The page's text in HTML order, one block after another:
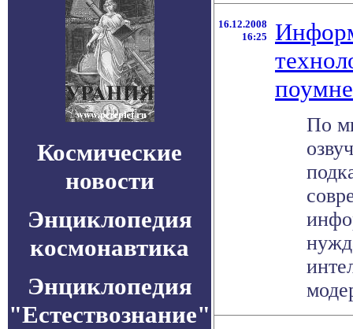
Космические
новости
Энциклопедия
космонавтика
Энциклопедия
"Естествознание"
16.12.2008
16:25
По